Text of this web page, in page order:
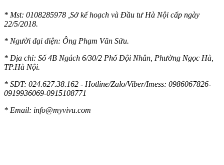
* Mst: 0108285978 ,Sở kế hoạch và Đầu tư Hà Nội cấp ngày
22/5/2018.
* Người đại diện: Ông Phạm Văn Sửu.
* Địa chỉ: Số 4B Ngách 6/30/2 Phố Đội Nhân, Phường Ngọc Hà,
TP.Hà Nội.
* SĐT: 024.627.38.162 - Hotline/Zalo/Viber/Imess: 0986067826-
0919936069-0915108771
* Email: info@myvivu.com